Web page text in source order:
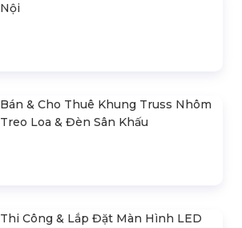
Nội
Bán & Cho Thuê Khung Truss Nhôm
Treo Loa & Đèn Sân Khấu
Thi Công & Lắp Đặt Màn Hình LED